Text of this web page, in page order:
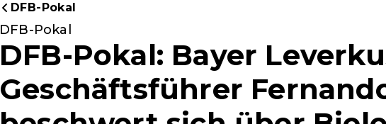
DFB-Pokal
DFB-Pokal
DFB-Pokal: Bayer
Geschäftsführer